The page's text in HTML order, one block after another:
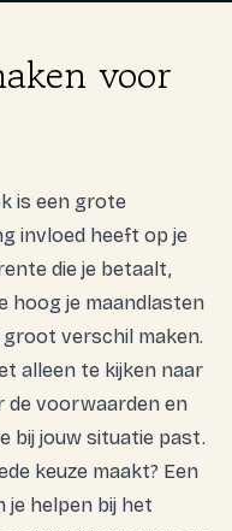
voor
is een grote
invloed heeft op je
die je betaalt,
hoog je maandlasten
verschil maken.
alleen te kijken naar
de voorwaarden en
bij jouw situatie past.
keuze maakt? Een
helpen bij het